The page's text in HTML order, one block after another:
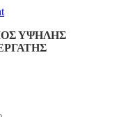
ΥΨΗΛΗΣ